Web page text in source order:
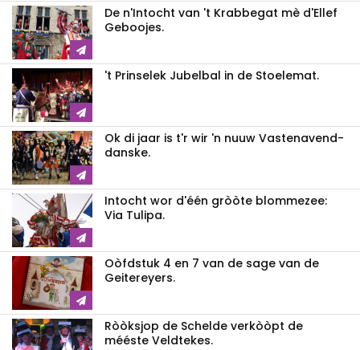
De n'Intocht van 't Krabbegat mè d'Ellef
Geboojes.
't Prinselek Jubelbal in de Stoelemat.
Ok di jaar is t'r wir 'n nuuw Vastenavend-
danske.
Intocht wor d'één gròòte blommezee:
Via Tulipa.
Oòfdstuk 4 en 7 van de sage van de
Geitereyers.
Ròòksjop de Schelde verkòòpt de
mééste Veldtekes.